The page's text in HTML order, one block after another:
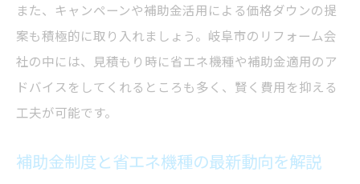
また、キャンペーンや補助金活用による価格ダウンの提
案も積極的に取り入れましょう。岐阜市のリフォーム会
社の中には、見積もり時に省エネ機種や補助金適用のア
ドバイスをしてくれるところも多く、賢く費用を抑える
工夫が可能です。
補助金制度と省エネ機種の最新動向を解説